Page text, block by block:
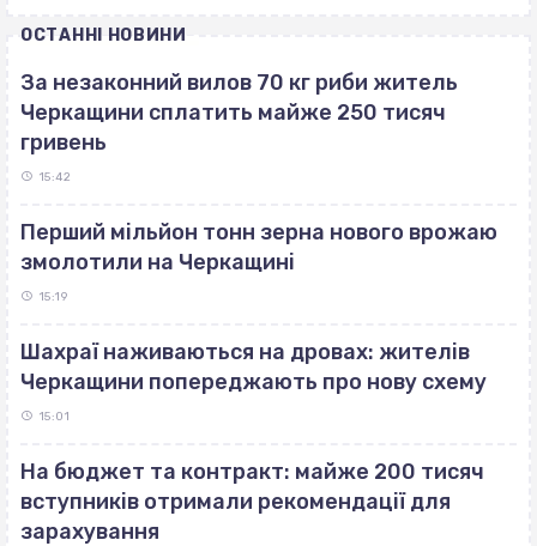
ОСТАННІ НОВИНИ
За незаконний вилов 70 кг риби житель
Черкащини сплатить майже 250 тисяч
гривень
15:42
Перший мільйон тонн зерна нового врожаю
змолотили на Черкащині
15:19
Шахраї наживаються на дровах: жителів
Черкащини попереджають про нову схему
15:01
На бюджет та контракт: майже 200 тисяч
вступників отримали рекомендації для
зарахування